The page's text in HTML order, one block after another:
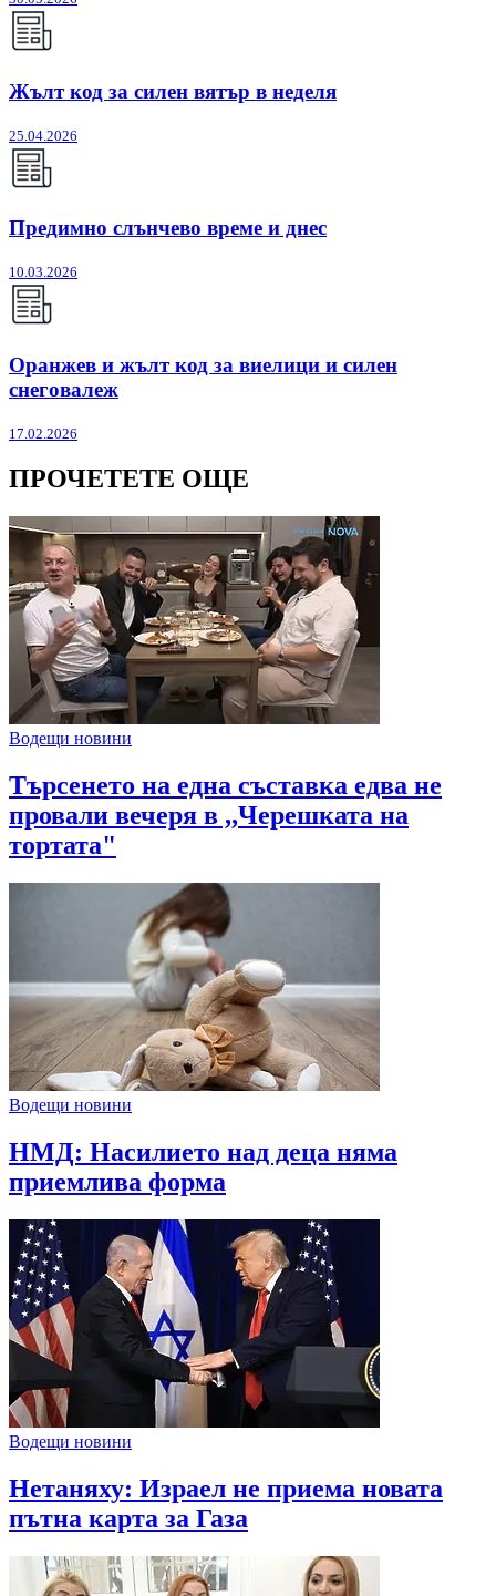
Жълт код за силен вятър в неделя
25.04.2026
Предимно слънчево време и днес
10.03.2026
Оранжев и жълт код за виелици и силен
снеговалеж
17.02.2026
ПРОЧЕТЕТЕ ОЩЕ
Водещи новини
Търсенето на една съставка едва не
провали вечеря в ,,Черешката на
тортата"
Водещи новини
НМД: Насилието над деца няма
приемлива форма
Водещи новини
Нетаняху: Израел не приема новата
пътна карта за Газа